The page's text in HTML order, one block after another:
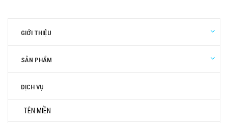
GIỚI THIỆU
SẢN PHẨM
DỊCH VỤ
TÊN MIỀN